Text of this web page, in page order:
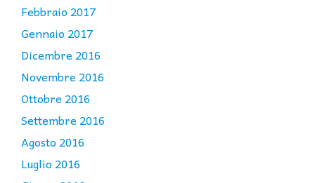
Febbraio 2017
Gennaio 2017
Dicembre 2016
Novembre 2016
Ottobre 2016
Settembre 2016
Agosto 2016
Luglio 2016